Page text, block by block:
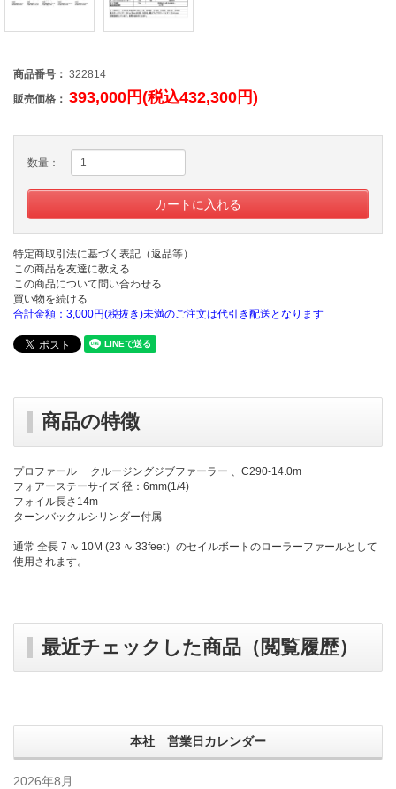
商品番号： 322814
販売価格： 393,000円(税込432,300円)
数量：
特定商取引法に基づく表記（返品等）
この商品を友達に教える
この商品について問い合わせる
買い物を続ける
合計金額：3,000円(税抜き)未満のご注文は代引き配送となります
商品の特徴
プロファール クルージングジブファーラー 、C290-14.0m
フォアーステーサイズ 径：6mm(1/4)
フォイル長さ14m
ターンバックルシリンダー付属
通常 全長 7 ∿ 10M (23 ∿ 33feet）のセイルボートのローラーファールとして
使用されます。
最近チェックした商品（閲覧履歴）
本社 営業日カレンダー
2026年8月